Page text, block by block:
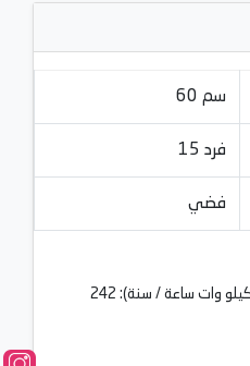
60 سم
15 فرد
فضي
وات ساعة / سنة): 242